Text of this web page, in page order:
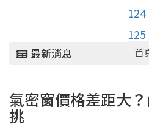
124
125
最新消息 首
氣密窗價格差距大
挑